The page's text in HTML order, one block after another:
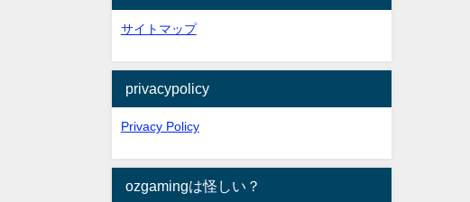
サイトマップ
privacypolicy
Privacy Policy
ozgamingは怪しい？